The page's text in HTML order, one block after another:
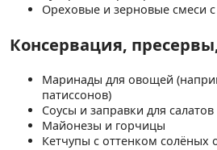
Ореховые и зерновые смеси
Консервация,
Маринады для овощей
патиссонов)
Соусы и заправки для салатов
Майонезы и горчицы
Кетчупы с оттенком солёных